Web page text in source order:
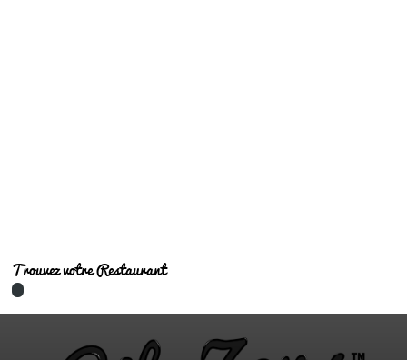
Trouvez votre Restaurant